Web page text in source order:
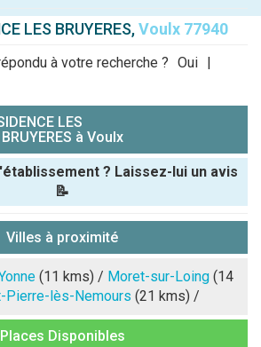
LES BRUYERES,Voulx 77940
à votre recherche ? Oui |
LES
BRUYERES à Voulx
? Laissez-lui un avis
📝
attribuer :
Villes à proximité
(11 kms) / Moret-sur-Loing (14
Pierre-lès-Nemours (21 kms) /
Places Disponibles